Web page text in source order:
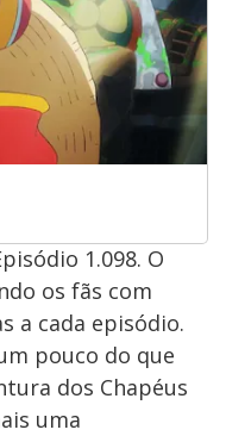
1.098. O
os fãs com
a cada episódio.
pouco do que
dos Chapéus
uma